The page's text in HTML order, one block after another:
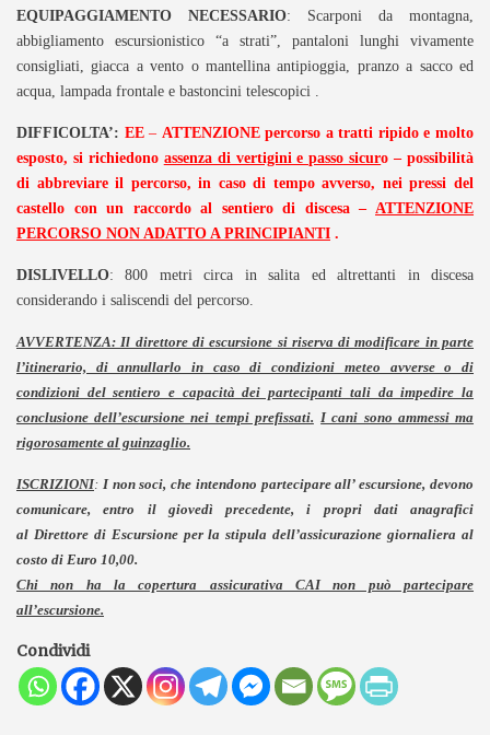
EQUIPAGGIAMENTO NECESSARIO: Scarponi da montagna,
abbigliamento escursionistico “a strati”, pantaloni lunghi vivamente
consigliati, giacca a vento o mantellina antipioggia, pranzo a sacco ed
acqua, lampada frontale e bastoncini telescopici .
DIFFICOLTA’: EE– ATTENZIONE percorso a tratti ripido e molto
esposto, si richiedono assenza di vertigini e passo sicuro – possibilità
di abbreviare il percorso, in caso di tempo avverso, nei pressi del
castello con un raccordo al sentiero di discesa – ATTENZIONE
PERCORSO NON ADATTO A PRINCIPIANTI .
DISLIVELLO: 800 metri circa in salita ed altrettanti in discesa
considerando i saliscendi del percorso.
AVVERTENZA: Il direttore di escursione si riserva di modificare in parte
l’itinerario, di annullarlo in caso di condizioni meteo avverse o di
condizioni del sentiero e capacità dei partecipanti tali da impedire la
conclusione dell’escursione nei tempi prefissati. I cani sono ammessi ma
rigorosamente al guinzaglio.
ISCRIZIONI: I non soci, che intendono partecipare all’ escursione, devono
comunicare, entro il giovedì precedente, i propri dati anagrafici
al Direttore di Escursione per la stipula dell’assicurazione giornaliera al
costo di Euro 10,00.
Chi non ha la copertura assicurativa CAI non può partecipare
all’escursione.
Condividi